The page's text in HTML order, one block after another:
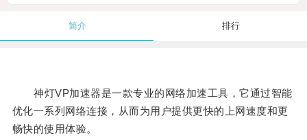
简介 排行
神灯VP加速器是一款专业的网络加速工具，它通过智能
优化一系列网络连接，从而为用户提供更快的上网速度和更
畅快的使用体验。